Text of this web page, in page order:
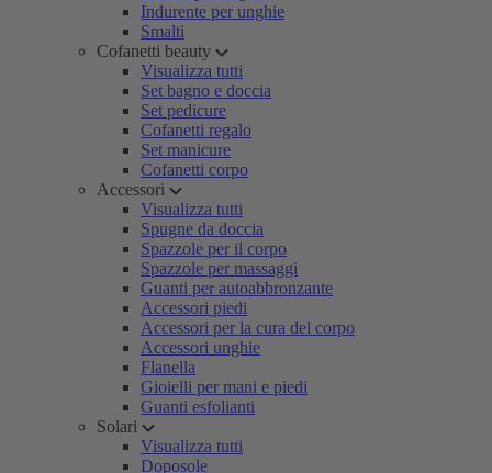
Indurente per unghie
Smalti
Cofanetti beauty
Visualizza tutti
Set bagno e doccia
Set pedicure
Cofanetti regalo
Set manicure
Cofanetti corpo
Accessori
Visualizza tutti
Spugne da doccia
Spazzole per il corpo
Spazzole per massaggi
Guanti per autoabbronzante
Accessori piedi
Accessori per la cura del corpo
Accessori unghie
Flanella
Gioielli per mani e piedi
Guanti esfolianti
Solari
Visualizza tutti
Doposole